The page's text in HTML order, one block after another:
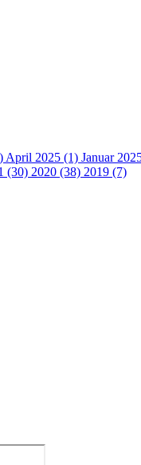
April 2025 (1) Januar
(30) 2020 (38) 2019 (7)